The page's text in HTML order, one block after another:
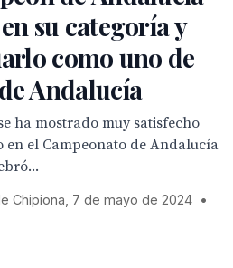
su categoría y
como uno de
Andalucía
ha mostrado muy satisfecho
el Campeonato de Andalucía
Chipiona, 7 de mayo de 2024 •